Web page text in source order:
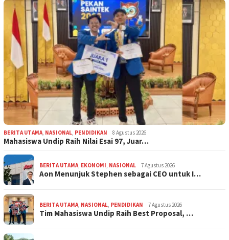
BERITA UTAMA, NASIONAL, PENDIDIKAN 8 Agustus 2026
Mahasiswa Undip Raih Nilai Esai 97, Juar…
BERITA UTAMA, EKONOMI, NASIONAL 7 Agustus 2026
Aon Menunjuk Stephen sebagai CEO untuk I…
BERITA UTAMA, NASIONAL, PENDIDIKAN 7 Agustus 2026
Tim Mahasiswa Undip Raih Best Proposal, …